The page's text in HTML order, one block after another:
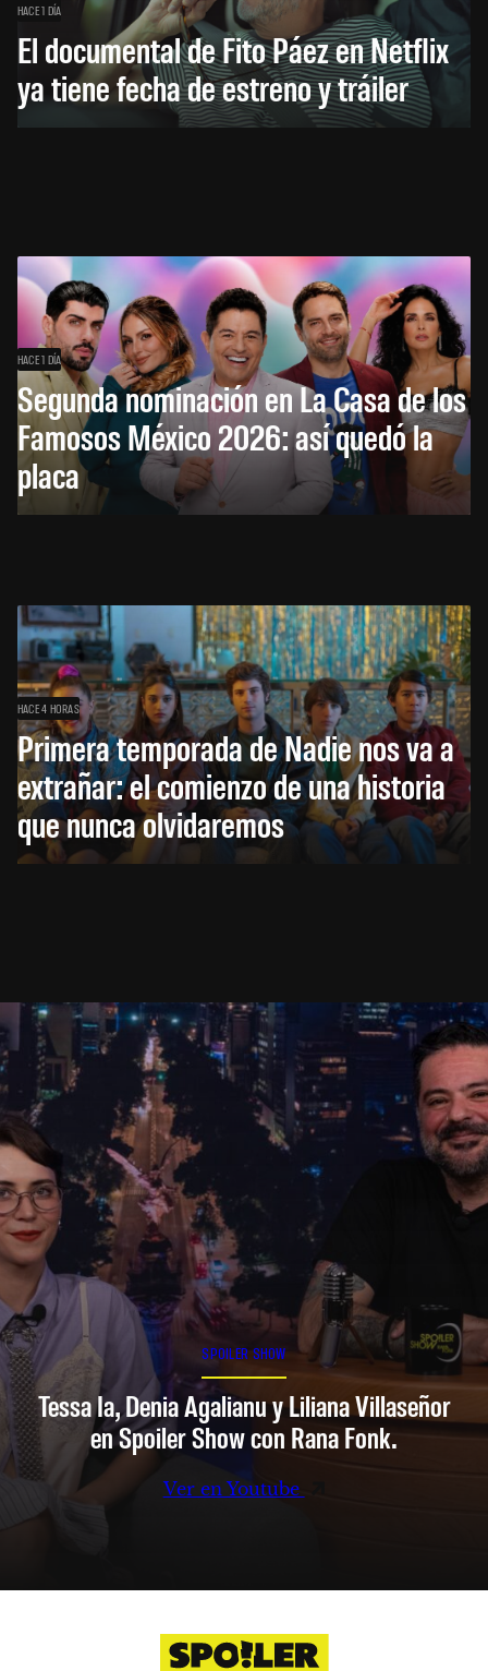
HACE 1 DÍA
El documental de Fito Páez en Netflix
ya tiene fecha de estreno y tráiler
HACE 1 DÍA
Segunda nominación en La Casa de los
Famosos México 2026: así quedó la
placa
HACE 4 HORAS
Primera temporada de Nadie nos va a
extrañar: el comienzo de una historia
que nunca olvidaremos
SPOILER SHOW
Tessa Ia, Denia Agalianu y Liliana Villaseñor
en Spoiler Show con Rana Fonk.
Ver en Youtube